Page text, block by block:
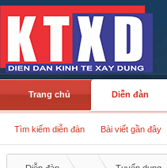
Trang chủ Diễn đàn
Tìm kiếm diễn đàn Bài viết gần đây